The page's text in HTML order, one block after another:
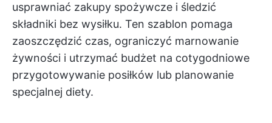
usprawniać zakupy spożywcze i śledzić
składniki bez wysiłku. Ten szablon pomaga
zaoszczędzić czas, ograniczyć marnowanie
żywności i utrzymać budżet na cotygodniowe
przygotowywanie posiłków lub planowanie
specjalnej diety.